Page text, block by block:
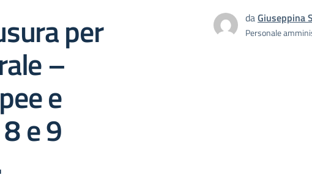
per
–
e
e 9
daGiuseppina
Personale